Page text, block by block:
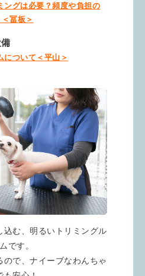
ングは必要？頻度や負担の
冨板＞
について＜平山＞
込む、明るいトリミングル
です。
ので、ナイーブなわんちゃ